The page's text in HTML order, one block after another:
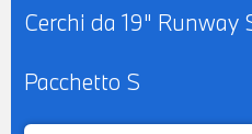
Cerchi da 19" Runway
Pacchetto S